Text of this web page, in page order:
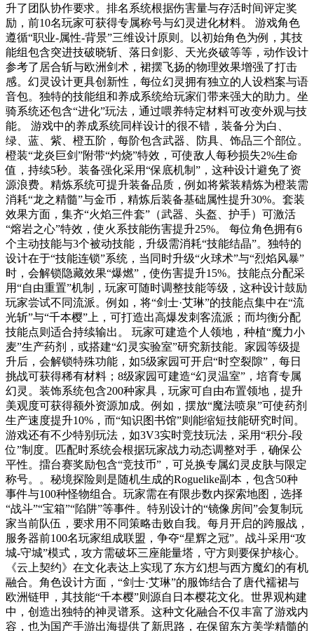
升了团队协作要求。排名系统根据伤害量与存活时间评定奖
励，前10名玩家可获得专属称号与幻灵进化材料。 游戏角色
遵循“职业-属性-背景”三维设计原则。以初始角色为例，其技
能组包含突进技破晓斩、落日剑影、天光炎破等等，动作设计
参考了居合斩与欧洲剑术，裙摆飞扬的物理效果增强了打击
感。幻灵设计更具创新性，每位幻灵拥有独立的人设档案与语
音包。独特的技能组和养成系统给玩家们带来强大的助力。坐
骑系统还包含“进化”玩法，通过喂养特定材料可改变外观与技
能。 游戏中的养成系统同样设计的很不错，装备分为白、
绿、蓝、紫、橙五阶，每阶包含武器、防具、饰品三个部位。
橙装“龙炎巨剑”附带“灼烧”特效，可使敌人每秒损失2%生命
值，持续5秒。装备强化采用“保底机制”，这种设计避免了资
源浪费。精炼系统可提升装备品质，例如将紫装精炼为橙装需
消耗“龙之精髓”与金币，精炼后装备基础属性提升30%。套装
效果方面，集齐“火焰三件套”（武器、头盔、护手）可激活
“熔岩之心”特效，使火系技能伤害提升25%。 每位角色拥有6
个主动技能与3个被动技能，升级需消耗“技能结晶”。独特的
设计在于“技能连锁”系统，当同时升级“火球术”与“烈焰风暴”
时，会解锁隐藏效果“爆燃”，使伤害提升15%。技能点分配采
用“自由重置”机制，玩家可随时调整技能等级，这种设计鼓励
玩家尝试不同流派。例如，将“剑士·艾琳”的技能点集中在“流
光斩”与“千本樱”上，可打造出高爆发刺客流派；而均衡分配
技能点则适合持续输出。 玩家可建造个人领地，种植“魔力小
麦”生产药剂，或搭建“幻灵实验室”研究新技能。家园等级提
升后，会解锁特殊功能，如5级家园可开启“时空裂隙”，每日
挑战可获得稀有材料；8级家园可建造“幻灵温室”，培育专属
幻灵。装饰系统包含200种家具，玩家可自由布置领地，提升
美观度可获得额外资源加成。例如，摆放“魔法喷泉”可使药剂
生产速度提升10%，而“知识图书馆”则能缩短技能研究时间。
游戏还有不少特别玩法，如3V3实时竞技玩法，采用“积分-段
位”制度。匹配时系统会根据玩家战力动态调整对手，确保公
平性。擂台赛奖励包含“竞技币”，可兑换专属幻灵皮肤与限定
称号。。秘境探险则是随机生成的Roguelike副本，包含50种
事件与100种怪物组合。玩家需在有限步数内探索地图，选择
“战斗”“宝箱”“陷阱”等事件。特别设计的“镜像房间”会复制玩
家当前队伍，要求用不同策略击败自我。每月开启的跨服战，
服务器前100名玩家组成联盟，争夺“星辉之冠”。战斗采用“攻
城-守城”模式，攻方需破坏三座能量塔，守方则要保护核心。
《云上契约》在文化表达上实现了东方幻想与西方魔幻的有机
融合。角色设计方面，“剑士·艾琳”的服饰结合了唐代襦裙与
欧洲链甲，其技能“千本樱”则源自日本樱花文化。世界观构建
中，创造出独特的神灵谱系。这种文化融合不仅丰富了游戏内
容，也为国产手游出海提供了新思路，在保留东方美学精髓的